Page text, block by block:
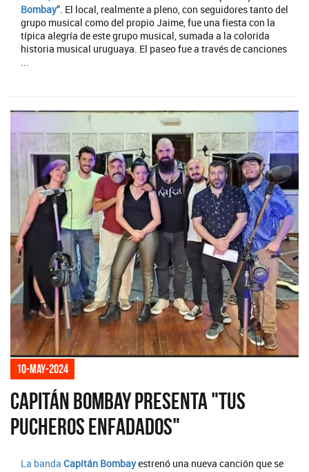
Bombay”. El local, realmente a pleno, con seguidores tanto del
grupo musical como del propio Jaime, fue una fiesta con la
típica alegría de este grupo musical, sumada a la colorida
historia musical uruguaya. El paseo fue a través de canciones
10-may-2024
Capitán Bombay presenta "Tus
pucheros enfadados"
La banda Capitán Bombayestrenó una nueva canción que se